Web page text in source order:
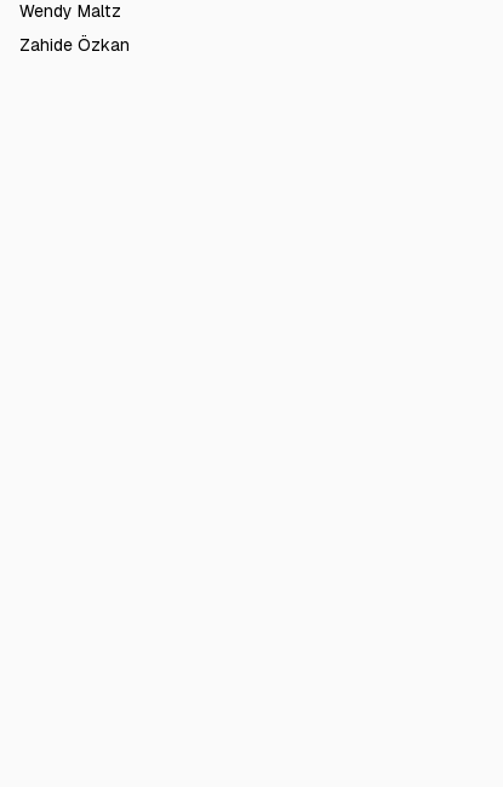
Wendy Maltz
Zahide Özkan